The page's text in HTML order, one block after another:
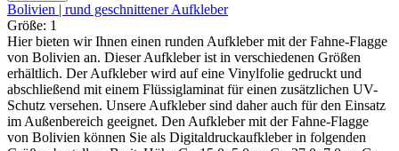
Bolivien | rund geschnittener Aufkleber
Größe: 1
Hier bieten wir Ihnen einen runden Aufkleber mit der Fahne-Flagge
von Bolivien an. Dieser Aufkleber ist in verschiedenen Größen
erhältlich. Der Aufkleber wird auf eine Vinylfolie gedruckt und
abschließend mit einem Flüssiglaminat für einen zusätzlichen UV-
Schutz versehen. Unsere Aufkleber sind daher auch für den Einsatz
im Außenbereich geeignet. Den Aufkleber mit der Fahne-Flagge
von Bolivien können Sie als Digitaldruckaufkleber in folgenden